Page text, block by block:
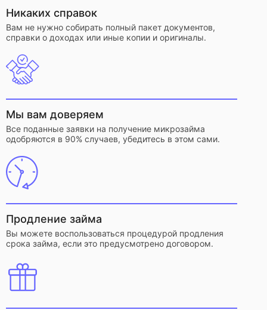
Никаких справок
Вам не нужно собирать полный пакет документов,
справки о доходах или иные копии и оригиналы.
Мы вам доверяем
Все поданные заявки на получение микрозайма
одобряются в 90% случаев, убедитесь в этом сами.
Продление займа
Вы можете воспользоваться процедурой продления
срока займа, если это предусмотрено договором.